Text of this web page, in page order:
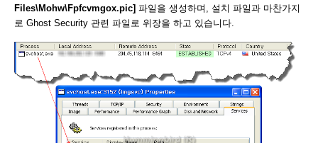
Files\Mohw\Fpfcvmgox.pic] 파일을 생성하며, 설치 파일과 마찬가지
로 Ghost Security 관련 파일로 위장을 하고 있습니다.